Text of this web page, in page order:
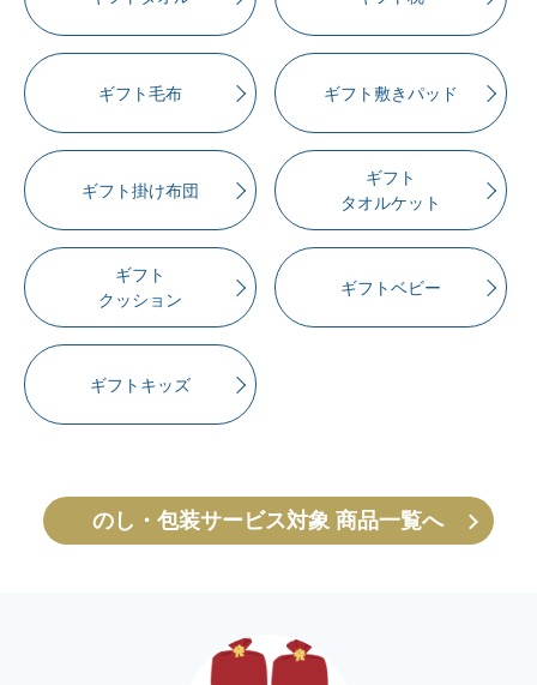
ギフト毛布 ギフト敷きパッド
ギフト掛け布団
ギフト
タオルケット
ギフト
クッション
ギフトベビー
ギフトキッズ
のし・包装サービス対象 商品一覧へ